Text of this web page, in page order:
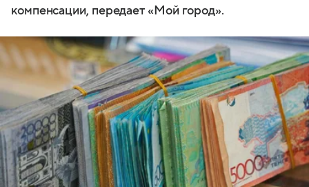
компенсации, передает «Мой город».